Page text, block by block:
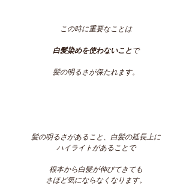
この時に重要なことは
白髪染めを使わないことで
髪の明るさが保たれます。
髪の明るさがあること、白髪の延長上に
ハイライトがあることで
根本から白髪が伸びてきても
さほど気にならなくなります。